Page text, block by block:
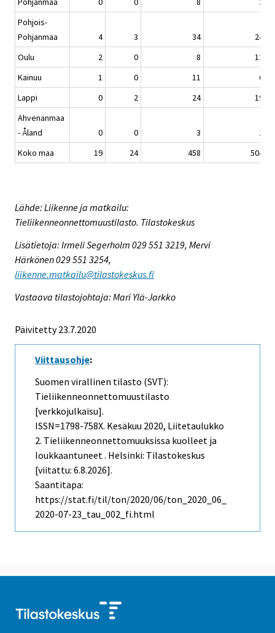
Pohjois-
Pohjanmaa
4 3 34
24
Oulu
2 0 8
12
Kainuu
1 0 11
6
Lappi
0 2 24
19
Ahvenanmaa
- Åland
0 0 3
2
Koko maa
19 24 458 504
Lähde: Liikenne ja matkailu:
Tieliikenneonnettomuustilasto. Tilastokeskus
Lisätietoja: Irmeli Segerholm 029 551 3219, Mervi
Härkönen 029 551 3254,
liikenne.matkailu@tilastokeskus.fi
Vastaava tilastojohtaja: Mari Ylä-Jarkko
Päivitetty 23.7.2020
Viittausohje:
Suomen virallinen tilasto (SVT):
Tieliikenneonnettomuustilasto
[verkkojulkaisu].
ISSN=1798-758X. Kesäkuu 2020, Liitetaulukko
2. Tieliikenneonnettomuuksissa kuolleet ja
loukkaantuneet . Helsinki: Tilastokeskus
[viitattu: 6.8.2026].
Saantitapa:
https://stat.fi/til/ton/2020/06/ton_2020_06_
2020-07-23_tau_002_fi.html